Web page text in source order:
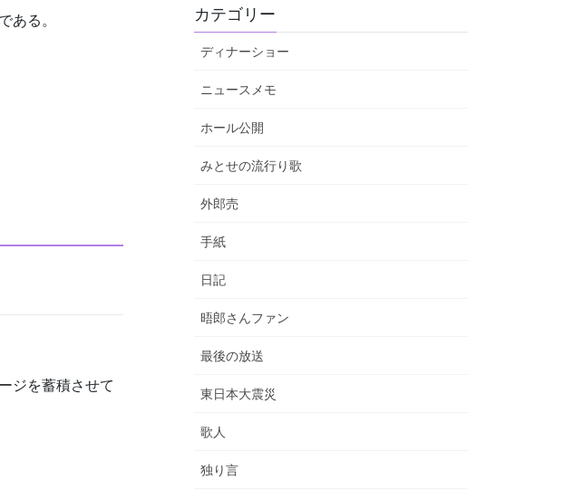
ある。
ジを蓄積させて
カテゴリー
ディナーショー
ニュースメモ
ホール公開
みとせの流行り歌
外郎売
手紙
日記
晤郎さんファン
最後の放送
東日本大震災
歌人
独り言